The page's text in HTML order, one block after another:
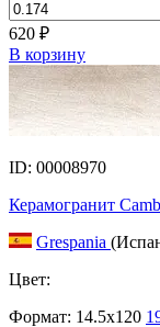
620 ₽
В корзину
ID: 00008970
Керамогранит
Grespania
Цвет:
Формат: 14.5x120